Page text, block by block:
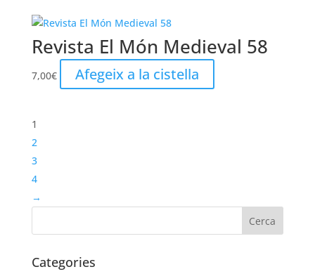
Revista El Món Medieval 58
7,00€ Afegeix a la cistella
1
2
3
4
→
Categories